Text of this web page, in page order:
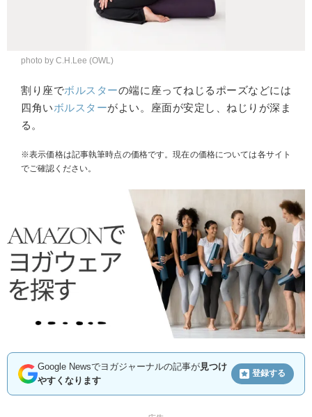
photo by C.H.Lee (OWL)
割り座でボルスターの端に座ってねじるポーズなどには
四角いボルスターがよい。座面が安定し、ねじりが深ま
る。
※表示価格は記事執筆時点の価格です。現在の価格については各サイト
でご確認ください。
Google Newsでヨガジャーナルの記事が見つけ
やすくなります
登録する